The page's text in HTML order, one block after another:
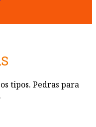
tipos. Pedras para